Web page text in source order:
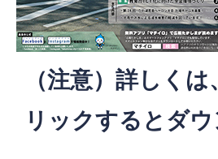
（注意）詳しく
リックするとダ